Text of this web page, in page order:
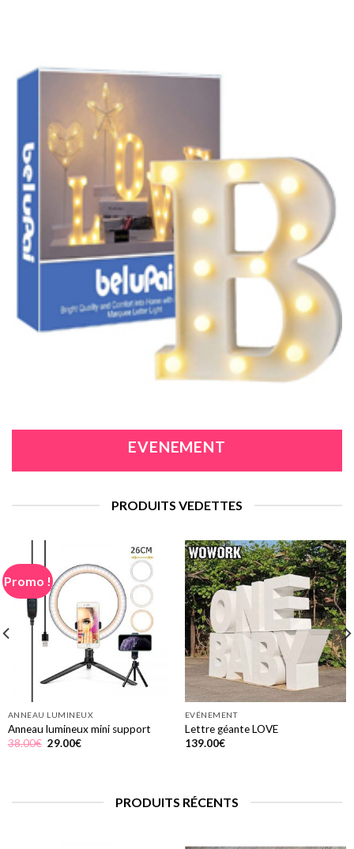
EVENEMENT
PRODUITS VEDETTES
Promo !
ANNEAU LUMINEUX
Anneau lumineux mini support
38.00€ Le
29.00€Le
EVÉNEMENT
Lettre géante LOVE
139.00€
PRODUITS RÉCENTS